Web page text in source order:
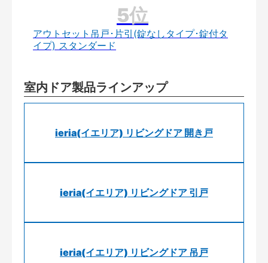
アウトセット吊戸･片引(錠なしタイプ･錠付タ
イプ) スタンダード
室内ドア製品ラインアップ
ieria(イエリア) リビングドア 開き戸
ieria(イエリア) リビングドア 引戸
ieria(イエリア) リビングドア 吊戸